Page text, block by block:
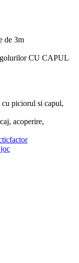
de 3m
golurilor CU CAPUL
piciorul si capul,
acoperire,
factor